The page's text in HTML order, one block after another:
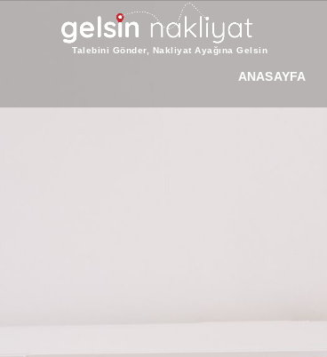
Talebini Gönder, Nakliyat Ayağına Gelsin
ANASAYFA